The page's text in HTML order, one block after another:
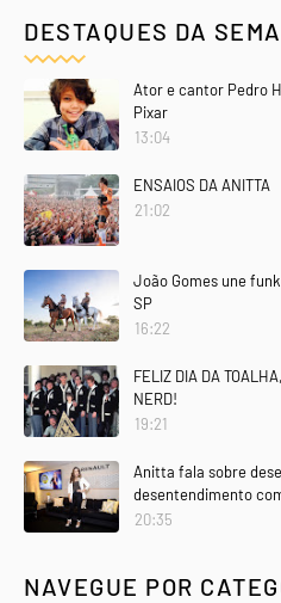
DESTAQUES DA
Ator e cantor Pedro
Pixar
13:04
ENSAIOS DA ANITTA
21:02
João Gomes une
SP
16:22
FELIZ DIA DA
NERD!
19:21
Anitta fala sobre
desentendimento
20:35
NAVEGUE POR